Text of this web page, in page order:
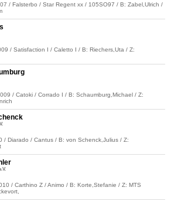
/ Falsterbo / Star Regent xx / 105SO97 / B: Zabel,Ulrich /
/ Satisfaction I / Caletto I / B: Riechers,Uta / Z:
/ Catoki / Corrado I / B: Schaumburg,Michael / Z:
/ Diarado / Cantus / B: von Schenck,Julius / Z:
/ Carthino Z / Animo / B: Korte,Stefanie / Z: MTS